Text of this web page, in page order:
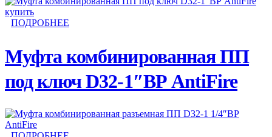
ПОДРОБНЕЕ
Муфта комбинированная ПП
под ключ D32-1″ВР AntiFire